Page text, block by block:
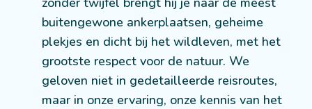
buitengewone ankerplaatsen, geheime
plekjes en dicht bij het wildleven, met het
grootste respect voor de natuur. We
geloven niet in gedetailleerde reisroutes,
maar in onze ervaring, onze kennis van het